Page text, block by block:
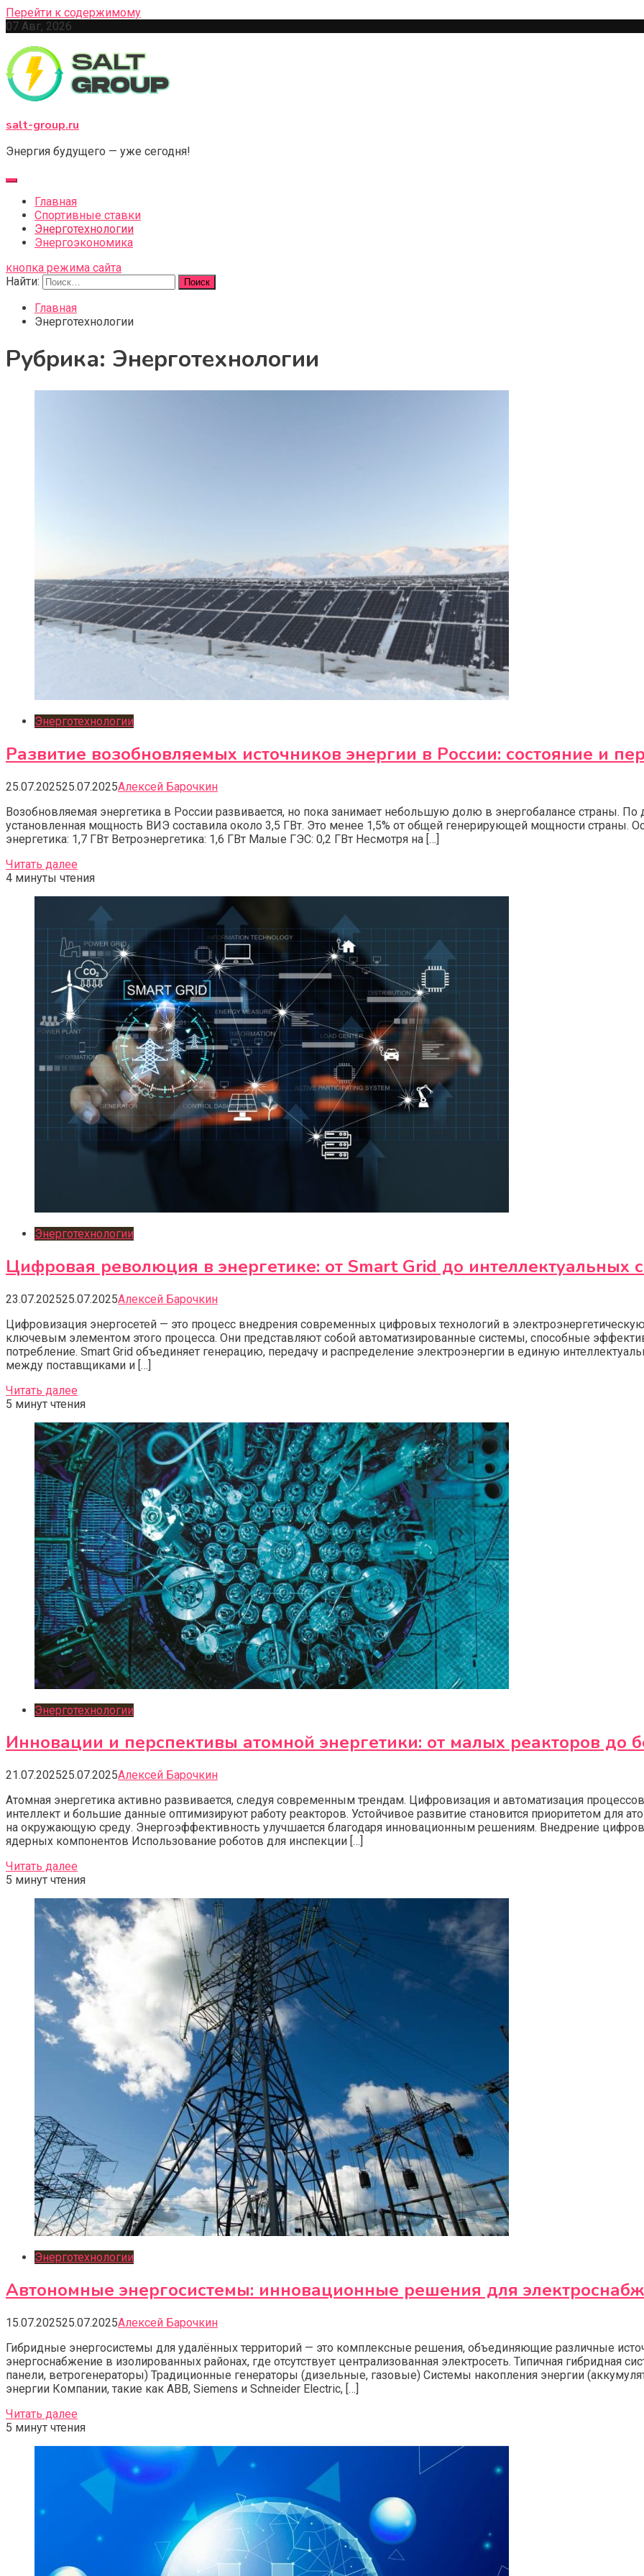
Перейти к содержимому
07 Авг, 2026
salt-group.ru
Энергия будущего — уже сегодня!
Главная
Спортивные ставки
Энерготехнологии
Энергоэкономика
кнопка режима сайта
Найти:
Главная
Энерготехнологии
Рубрика: Энерготехнологии
Энерготехнологии
Развитие возобновляемых источников энергии в России: состояние и
25.07.202525.07.2025Алексей Барочкин
Возобновляемая энергетика в России развивается, но пока занимает небольшую долю в энергобалансе страны.
установленная мощность ВИЭ составила около 3,5 ГВт. Это менее 1,5% от общей генерирующей мощности страны.
энергетика: 1,7 ГВт Ветроэнергетика: 1,6 ГВт Малые ГЭС: 0,2 ГВт Несмотря на […]
Читать далее
4 минуты чтения
Энерготехнологии
Цифровая революция в энергетике: от Smart Grid до интеллектуальных
23.07.202525.07.2025Алексей Барочкин
Цифровизация энергосетей — это процесс внедрения современных цифровых технологий в
ключевым элементом этого процесса. Они представляют собой автоматизированные системы, способные
потребление. Smart Grid объединяет генерацию, передачу и распределение электроэнергии в единую
между поставщиками и […]
Читать далее
5 минут чтения
Энерготехнологии
Инновации и перспективы атомной энергетики: от малых реакторов до
21.07.202525.07.2025Алексей Барочкин
Атомная энергетика активно развивается, следуя современным трендам. Цифровизация и автоматизация
интеллект и большие данные оптимизируют работу реакторов. Устойчивое развитие становится приоритетом для
на окружающую среду. Энергоэффективность улучшается благодаря инновационным решениям. Внедрение
ядерных компонентов Использование роботов для инспекции […]
Читать далее
5 минут чтения
Энерготехнологии
Автономные энергосистемы: инновационные решения для
15.07.202525.07.2025Алексей Барочкин
Гибридные энергосистемы для удалённых территорий — это комплексные решения, объединяющие различные
энергоснабжение в изолированных районах, где отсутствует централизованная электросеть. Типичная гибридная
панели, ветрогенераторы) Традиционные генераторы (дизельные, газовые) Системы накопления энергии
энергии Компании, такие как ABB, Siemens и Schneider Electric, […]
Читать далее
5 минут чтения